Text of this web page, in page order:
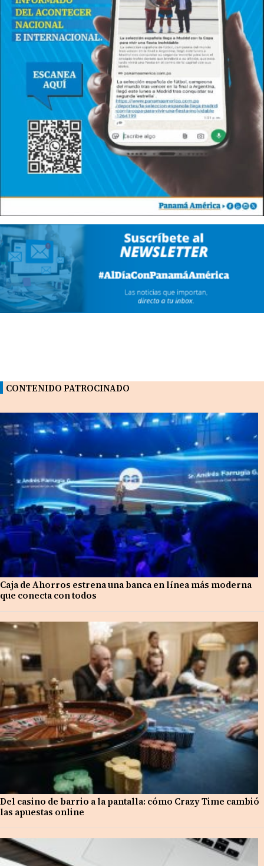
CONTENIDO PATROCINADO
Caja de Ahorros estrena una banca en línea más moderna
que conecta con todos
Del casino de barrio a la pantalla: cómo Crazy Time cambió
las apuestas online